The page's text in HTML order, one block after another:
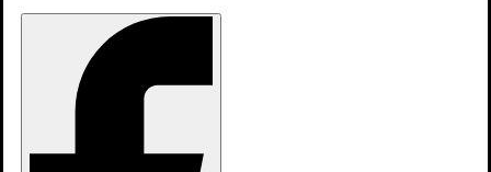
zobacz wszystkie